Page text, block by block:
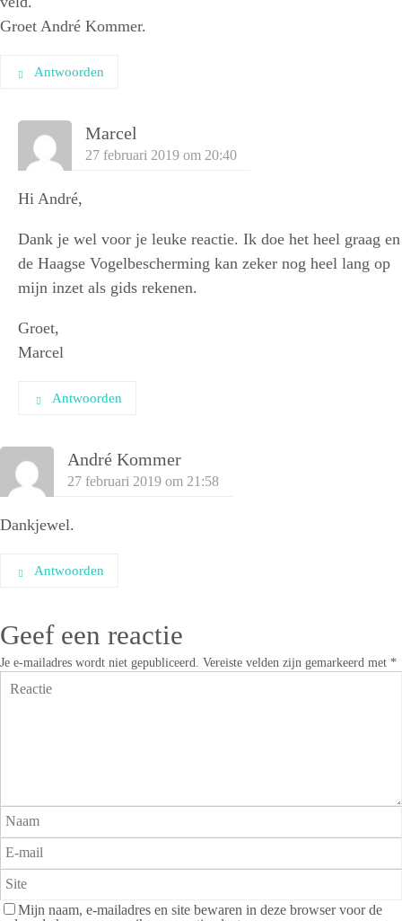
Groet André Kommer.
Antwoorden
Marcel
27 februari 2019 om 20:40
Hi André,
Dank je wel voor je leuke reactie. Ik doe het heel graag en
de Haagse Vogelbescherming kan zeker nog heel lang op
mijn inzet als gids rekenen.
Groet,
Marcel
Antwoorden
André Kommer
27 februari 2019 om 21:58
Dankjewel.
Antwoorden
Geef een reactie
Je e-mailadres wordt niet gepubliceerd. Vereiste velden zijn gemarkeerd met *
Mijn naam, e-mailadres en site bewaren in deze browser voor de